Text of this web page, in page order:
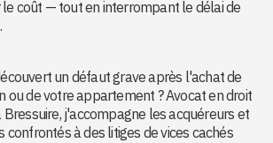
coût — tout en interrompant le délai de
un défaut grave après l'achat de
ou de votre appartement ? Avocat en droit
Bressuire, j'accompagne les acquéreurs et
confrontés à des litiges de vices cachés